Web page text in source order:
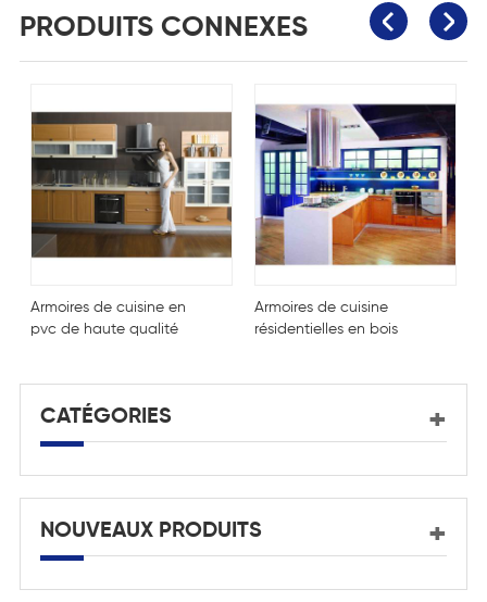
PRODUITS CONNEXES
Armoires de cuisine en
pvc de haute qualité
Armoires de cuisine
résidentielles en bois
CATÉGORIES
NOUVEAUX PRODUITS